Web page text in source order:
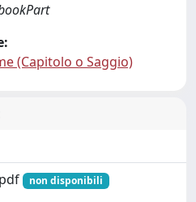
(Capitolo o Saggio)
non disponibili